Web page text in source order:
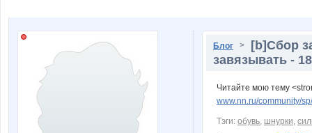
Блог >
[b]Сбор
завязывать -
Читайте мою тему
www.nn.ru/community/
Тэги: обувь, шнурки,